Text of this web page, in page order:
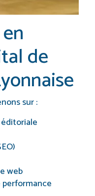
de
sur :
web